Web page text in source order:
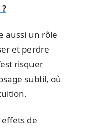
aussi un rôle
et perdre
risquer
subtil, où
de